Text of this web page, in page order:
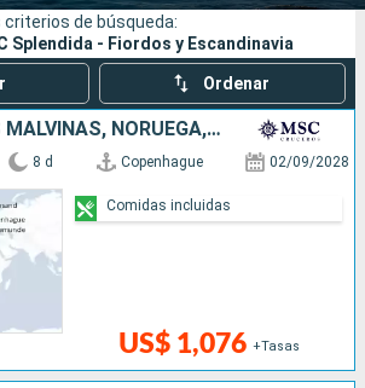
Buscar
criterios de búsqueda:
Splendida - Fiordos y Escandinavia
Ordenar
ALEMANIA, ISLAS MALVINAS, NORUEGA, DINAMARCA
8 d Copenhague 02/09/2028
US$ 1,076 +Tasas
Comidas incluidas